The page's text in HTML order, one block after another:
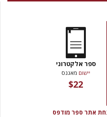
ספר אלקטרוני
יישום מאגנס
$22
אתר ספר מודפס